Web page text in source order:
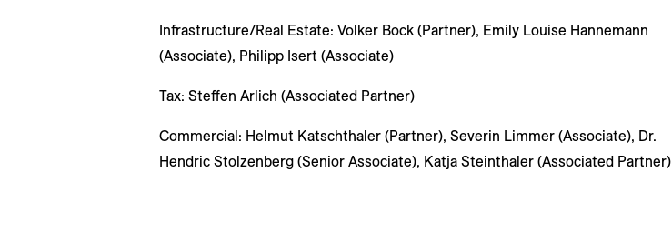
Infrastructure/Real Estate: Volker Bock (Partner), Emily Louise Hannemann
(Associate), Philipp Isert (Associate)
Tax: Steffen Arlich (Associated Partner)
Commercial: Helmut Katschthaler (Partner), Severin Limmer (Associate), Dr.
Hendric Stolzenberg (Senior Associate), Katja Steinthaler (Associated Partner)